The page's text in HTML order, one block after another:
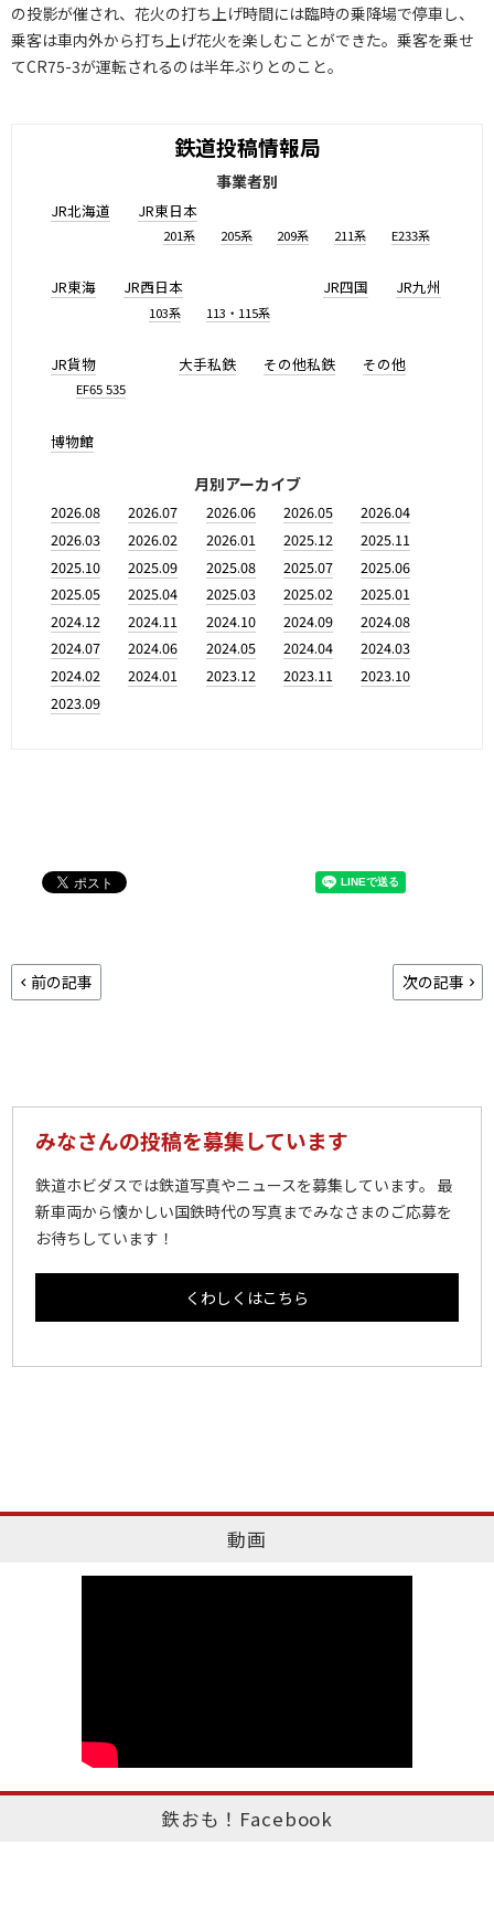
の投影が催され、花火の打ち上げ時間には臨時の乗降場で停車し、
乗客は車内外から打ち上げ花火を楽しむことができた。乗客を乗せ
てCR75-3が運転されるのは半年ぶりとのこと。
鉄道投稿情報局
事業者別
JR北海道 JR東日本
201系 205系 209系 211系 E233系
JR東海 JR西日本
103系 113・115系
JR四国 JR九州
JR貨物
EF65 535
大手私鉄 その他私鉄 その他
博物館
月別アーカイブ
2026.08 2026.07 2026.06 2026.05
2026.04
2026.03
2026.02 2026.01 2025.12
2025.11
2025.10
2025.09 2025.08 2025.07
2025.06
2025.05
2025.04 2025.03 2025.02
2025.01
2024.12
2024.11 2024.10 2024.09
2024.08
2024.07
2024.06 2024.05 2024.04
2024.03
2024.02
2024.01 2023.12 2023.11
2023.10
2023.09
前の記事 次の記事
みなさんの投稿を募集しています
鉄道ホビダスでは鉄道写真やニュースを募集しています。 最
新車両から懐かしい国鉄時代の写真までみなさまのご応募を
お待ちしています！
くわしくはこちら
動画
鉄おも！Facebook